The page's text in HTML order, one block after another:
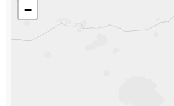
−